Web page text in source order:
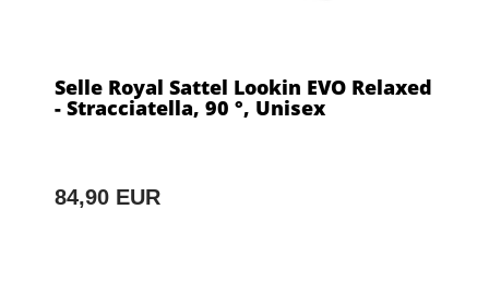
Selle Royal Sattel Lookin EVO Relaxed
- Stracciatella, 90 °, Unisex
84,90 EUR